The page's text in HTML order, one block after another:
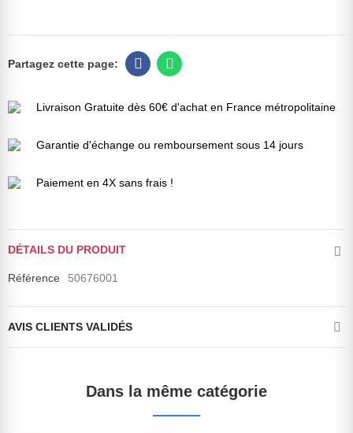
Livraison Gratuite dès 60€ d'achat en France métropolitaine
Garantie d'échange ou remboursement sous 14 jours
Paiement en 4X sans frais !
DÉTAILS DU PRODUIT
Référence 50676001
AVIS CLIENTS VALIDÉS
Dans la même catégorie